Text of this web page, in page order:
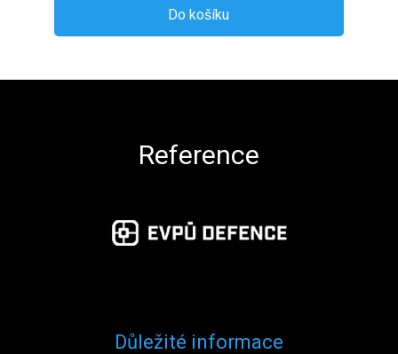
Do košíku
Reference
Důležité informace